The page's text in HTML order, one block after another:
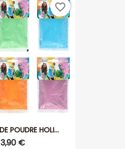
POUDRE HOLI...
3,90 €
favorite_border